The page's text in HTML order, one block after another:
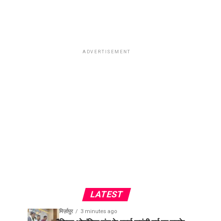
ADVERTISEMENT
LATEST
मिर्ज़ापुर 3 minutes ago